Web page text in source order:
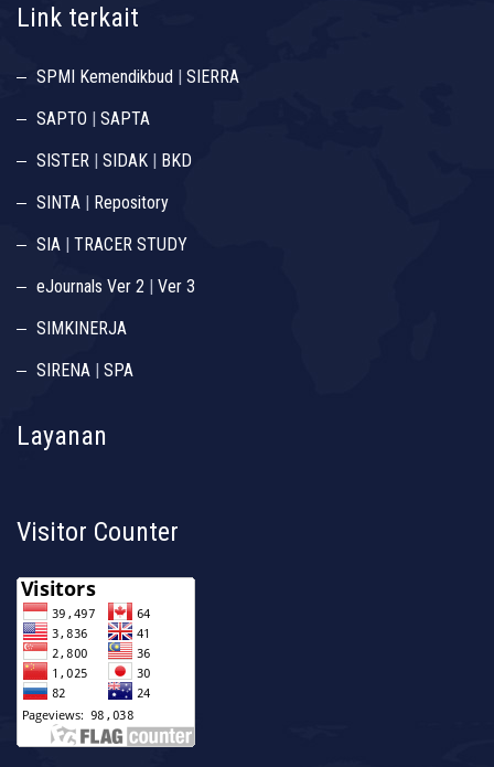
Link terkait
SPMI Kemendikbud | SIERRA
SAPTO | SAPTA
SISTER | SIDAK | BKD
SINTA | Repository
SIA | TRACER STUDY
eJournals Ver 2 | Ver 3
SIMKINERJA
SIRENA | SPA
Layanan
Visitor Counter